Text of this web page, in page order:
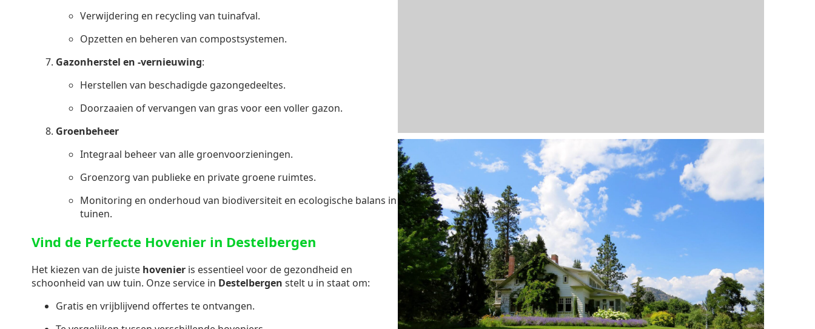
Verwijdering en recycling van tuinafval.
Opzetten en beheren van compostsystemen.
Gazonherstel en -vernieuwing:
Herstellen van beschadigde gazongedeeltes.
Doorzaaien of vervangen van gras voor een voller gazon.
Groenbeheer
Integraal beheer van alle groenvoorzieningen.
Groenzorg van publieke en private groene ruimtes.
Monitoring en onderhoud van biodiversiteit en ecologische balans in
tuinen.
Vind de Perfecte Hovenier in Destelbergen
Het kiezen van de juiste hovenier is essentieel voor de gezondheid en
schoonheid van uw tuin. Onze service in Destelbergen stelt u in staat om:
Gratis en vrijblijvend offertes te ontvangen.